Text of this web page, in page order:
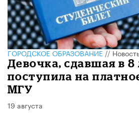
ГОРОДСКОЕ ОБРАЗОВАНИЕ//
Девочка, сдавшая в 8
поступила на
МГУ
19 августа